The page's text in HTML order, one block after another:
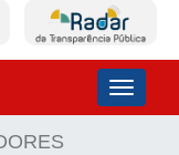
Toggle